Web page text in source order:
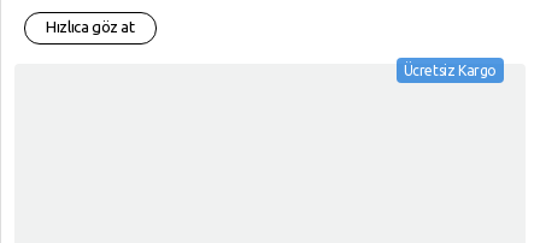
Hızlıca göz at
Ücretsiz Kargo